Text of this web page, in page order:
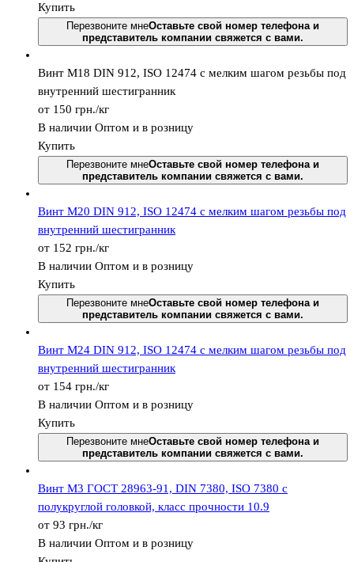
Купить
Перезвоните мнеОставьте свой номер телефона и
представитель компании свяжется с вами.
Винт М18 DIN 912, ISО 12474 с мелким шагом резьбы под
внутренний шестигранник
от 150 грн./кг
В наличии Оптом и в розницу
Купить
Перезвоните мнеОставьте свой номер телефона и
представитель компании свяжется с вами.
Винт М20 DIN 912, ISО 12474 с мелким шагом резьбы под
внутренний шестигранник
от 152 грн./кг
В наличии Оптом и в розницу
Купить
Перезвоните мнеОставьте свой номер телефона и
представитель компании свяжется с вами.
Винт М24 DIN 912, ISО 12474 с мелким шагом резьбы под
внутренний шестигранник
от 154 грн./кг
В наличии Оптом и в розницу
Купить
Перезвоните мнеОставьте свой номер телефона и
представитель компании свяжется с вами.
Винт М3 ГОСТ 28963-91, DIN 7380, ISO 7380 с
полукруглой головкой, класс прочности 10.9
от 93 грн./кг
В наличии Оптом и в розницу